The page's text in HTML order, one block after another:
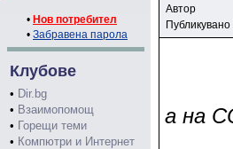
• Нов потребител
• Забравена парола
Клубове
• Dir.bg
• Взаимопомощ
• Горещи теми
• Компютри и Интернет
Автор
Публикувано
a на